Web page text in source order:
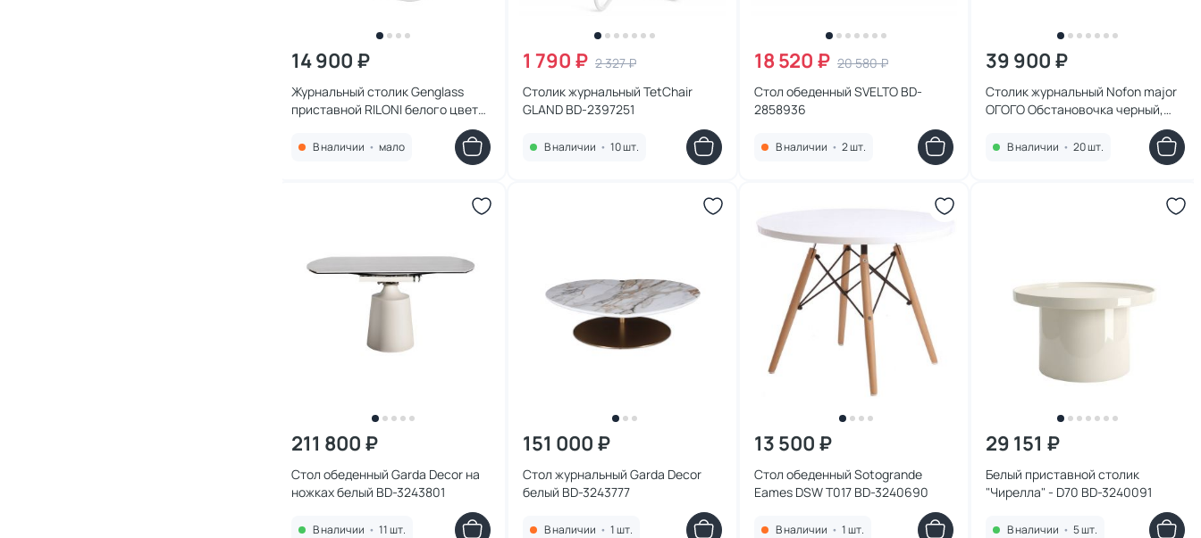
14 900 ₽
Журнальный столик Genglass
приставной RILONI белого цвета,
В наличии • мало
1 790 ₽ 2 327 ₽
Столик журнальный TetChair
GLAND BD-2397251
В наличии • 10 шт.
18 520 ₽ 20 580 ₽
Стол обеденный SVELTO BD-
2858936
В наличии • 2 шт.
39 900 ₽
Столик журнальный Nofon major
ОГОГО Обстановочка черный,
В наличии • 20 шт.
211 800 ₽
Стол обеденный Garda Decor на
ножках белый BD-3243801
В наличии • 11 шт.
151 000 ₽
Стол журнальный Garda Decor
белый BD-3243777
В наличии • 1 шт.
13 500 ₽
Стол обеденный Sotogrande
Eames DSW T017 BD-3240690
В наличии • 1 шт.
29 151 ₽
Белый приставной столик
"Чирелла" - D70 BD-3240091
В наличии • 5 шт.